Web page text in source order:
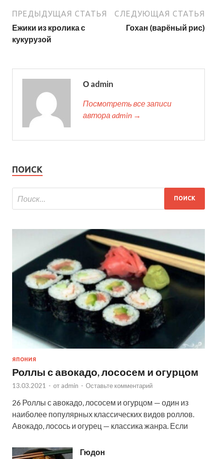
ПРЕДЫДУЩАЯ СТАТЬЯ
Ежики из кролика с
кукурузой
СЛЕДУЮЩАЯ СТАТЬЯ
Гохан (варёный рис)
О admin
Посмотреть все записи
автора admin →
ПОИСК
ЯПОНИЯ
Роллы с авокадо, лососем и огурцом
13.03.2021 - от admin - Оставьте комментарий
26 Роллы с авокадо, лососем и огурцом — один из
наиболее популярных классических видов роллов.
Авокадо, лосось и огурец — классика жанра. Если
Гюдон